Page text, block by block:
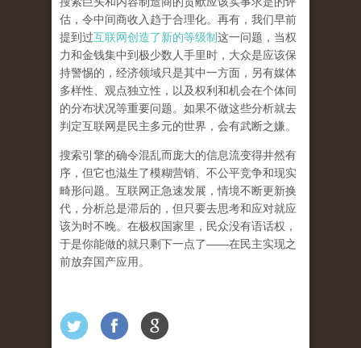
估，令中间商收入趋于合理化。再有，我们早前
提到过互联网创造了新的等级制这一问题，当权
力和金钱集中到极少数人手里时，大众是应该保
持警惕的，经济领域只是其中一方面，另有媒体
多样性、观点独立性，以及权利和机会在个体间
的分布状况等重要问题。 如果不做这些分析就去
判定互联网是民主多元的世界，会有武断之嫌。
搜索引擎的确令混乱而庞大的信息流变得井然有
序，但它也滋生了模糊营销、不公平竞争和现实
畸形问题。互联网正急速发展，情境不断更新换
代，分析总是滞后的，但只要去思考和应对就应
该为时不晚。在极权国家里，民众没有语话权，
于是你能做的就只剩下一点了——在民主实现之
前放弃国产应用 。